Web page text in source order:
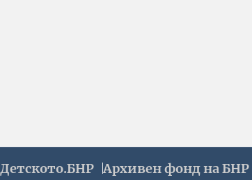
Детското.БНР Архивен фонд на БНР